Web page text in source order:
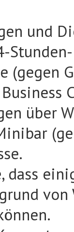
und
(gegen
über
dass